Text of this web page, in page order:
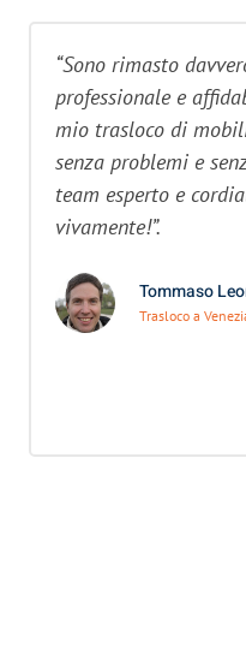
“Sono rimasto
professionale e
mio trasloco di
senza problemi e
team esperto e
vivamente!”.
Tommaso
Trasloco a